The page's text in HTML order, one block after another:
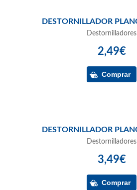
Destornilladores
2,49€
Destornilladores
3,49€